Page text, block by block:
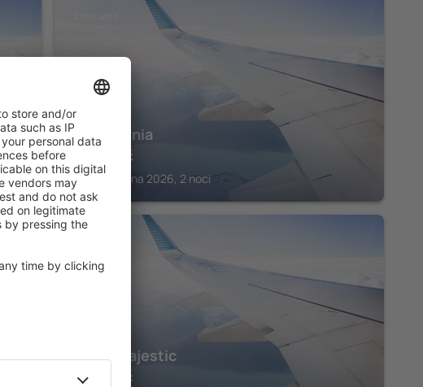
Hotel Arnia
Kč
Jasy, 14 srpna 2026, 2 noci
Hotel Majestic
3 645
Kč